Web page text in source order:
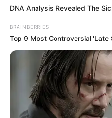
DNA Analysis Revealed The
BRAINBERRIES
Top 9 Most Controversial 'Late